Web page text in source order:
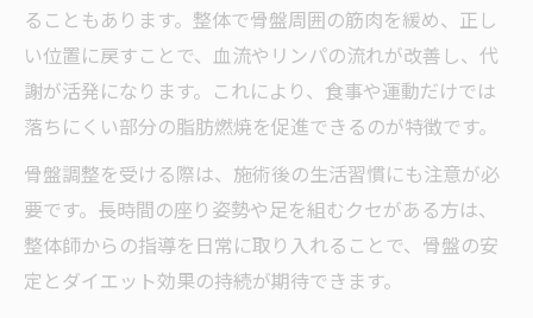
ることもあります。整体で骨盤周囲の筋肉を緩め、正し
い位置に戻すことで、血流やリンパの流れが改善し、代
謝が活発になります。これにより、食事や運動だけでは
落ちにくい部分の脂肪燃焼を促進できるのが特徴です。
骨盤調整を受ける際は、施術後の生活習慣にも注意が必
要です。長時間の座り姿勢や足を組むクセがある方は、
整体師からの指導を日常に取り入れることで、骨盤の安
定とダイエット効果の持続が期待できます。